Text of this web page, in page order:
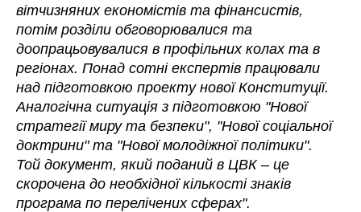
вітчизняних економістів та фінансистів,
потім розділи обговорювалися та
доопрацьовувалися в профільних колах та в
регіонах. Понад сотні експертів працювали
над підготовкою проекту нової Конституції.
Аналогічна ситуація з підготовкою "Нової
стратегії миру та безпеки", "Нової соціальної
доктрини" та "Нової молодіжної політики".
Той документ, який поданий в ЦВК– це
скорочена до необхідної кількості знаків
програма по перелічених сферах".